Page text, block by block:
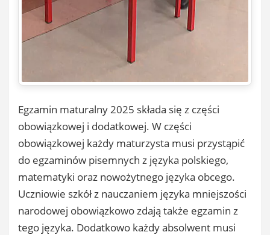
Egzamin maturalny 2025 składa się z części
obowiązkowej i dodatkowej. W części
obowiązkowej każdy maturzysta musi przystąpić
do egzaminów pisemnych z języka polskiego,
matematyki oraz nowożytnego języka obcego.
Uczniowie szkół z nauczaniem języka mniejszości
narodowej obowiązkowo zdają także egzamin z
tego języka. Dodatkowo każdy absolwent musi